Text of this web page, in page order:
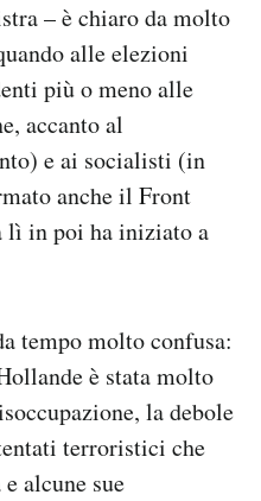
– è chiaro da molto
alle elezioni
più o meno alle
accanto al
e ai socialisti (in
anche il Front
lì in poi ha iniziato a
tempo molto confusa:
è stata molto
la debole
terroristici che
alcune sue